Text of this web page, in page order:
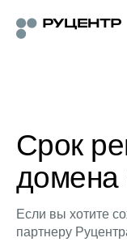
Срок
домена
Если вы хотите
партнеру